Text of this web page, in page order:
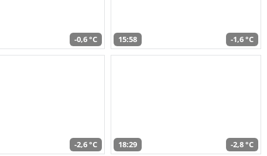
-0,6 °C 15:58 -1,6 °C
-2,6 °C 18:29 -2,8 °C